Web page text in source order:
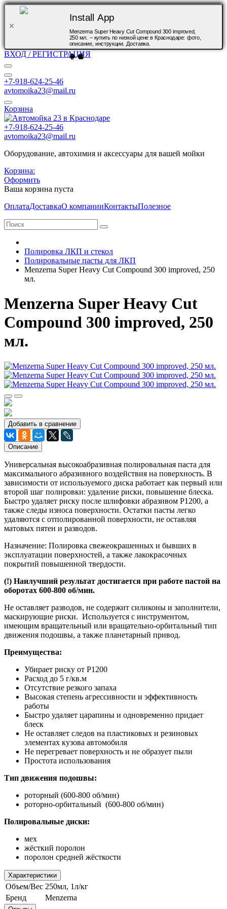
Install App
Menzerna Super Heavy Cut Compound 300 improved,
250 мл. – купить по низкой цене в Краснодаре: фото,
описание, инструкции. Доставка.
ВХОД / РЕГИСТРАЦИЯ
+7-918-624-25-46
avtomoika23@mail.ru
Корзина
+7-918-624-25-46
avtomoika23@mail.ru
Оборудование, автохимия и аксессуары для вашей мойки
Корзина:
Оформить
Ваша корзина пуста
ОплатаДоставкаО компанииКонтактыПолезное
Полировка ЛКП и стекол
Полировальные пасты для ЛКП
Menzerna Super Heavy Cut Compound 300 improved, 250
мл.
Menzerna Super Heavy Cut
Compound 300 improved, 250
мл.
Добавить в сравнение
Описание
Универсальная высокоабразивная полировальная паста для
максимального абразивного воздействия на поверхность. В
зависимости от используемого диска работает как первый или
второй шаг полировки: удаление риски, повышение блеска.
Быстро удаляет риску после шлифовки абразивом Р1200, а
также следы износа поверхности. Остатки пасты легко
удаляются с отполированной поверхности, не оставляя
матовых пятен и разводов.
Назначение: Полировка свежеокрашенных и бывших в
эксплуатации поверхностей, а также лакокрасочных
покрытий повышенной твердости.
(!) Наилучший результат достигается при работе пастой на
оборотах 600-800 об/мин.
Не оставляет разводов, не содержит силиконы и заполнители,
маскирующие риски. Используется с инструментом,
имеющим вращательный или вращательно-орбитальный тип
движения подошвы, а также планетарный привод.
Преимущества:
Убирает риску от P1200
Расход до 5 г/кв.м
Отсутствие резкого запаха
Высокая степень агрессивности и эффективность
работы
Быстро удаляет царапины и одновременно придает
блеск
Не оставляет следов на пластиковых и резиновых
элементах кузова автомобиля
Не перегревает поверхность и не образует пыли
Простота использования
Тип движения подошвы:
роторный (600-800 об/мин)
роторно-орбитальный (600-800 об/мин)
Полировальные диски:
мех
жёсткий поролон
поролон средней жёсткости
Характеристики
Объем/Вес 250мл, 1л/кг
Бренд
Menzerna